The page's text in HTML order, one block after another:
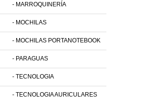
- MARROQUINERÍA
- MOCHILAS
- MOCHILAS PORTANOTEBOOK
- PARAGUAS
- TECNOLOGIA
- TECNOLOGIA AURICULARES